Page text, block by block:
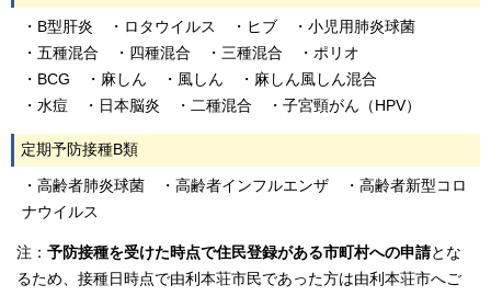
・B型肝炎 ・ロタウイルス ・ヒブ ・小児用肺炎球菌
・五種混合 ・四種混合 ・三種混合 ・ポリオ
・BCG ・麻しん ・風しん ・麻しん風しん混合
・水痘 ・日本脳炎 ・二種混合 ・子宮頸がん（HPV）
定期予防接種B類
・高齢者肺炎球菌 ・高齢者インフルエンザ ・高齢者新型コロ
ナウイルス
注： 予防接種を受けた時点で住民登録がある市町村への申請とな
るため、接種日時点で由利本荘市民であった方は由利本荘市へご